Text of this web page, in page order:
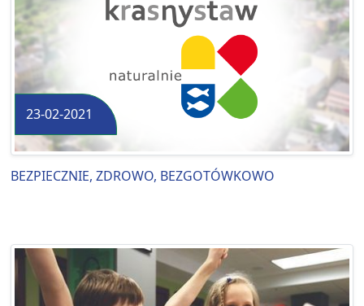
23-02-2021
BEZPIECZNIE, ZDROWO, BEZGOTÓWKOWO